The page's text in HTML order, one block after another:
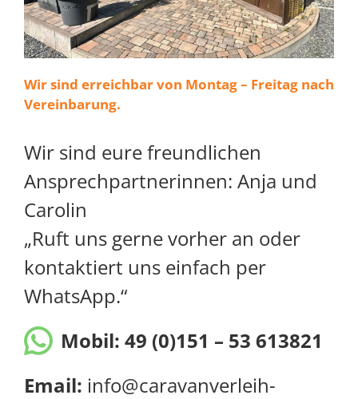
Wir sind erreichbar von Montag – Freitag nach
Vereinbarung.
Wir sind eure freundlichen
Ansprechpartnerinnen: Anja und
Carolin
„Ruft uns gerne vorher an oder
kontaktiert uns einfach per
WhatsApp.“
Mobil: 49 (0)151 – 53 613821
Email: info@caravanverleih-